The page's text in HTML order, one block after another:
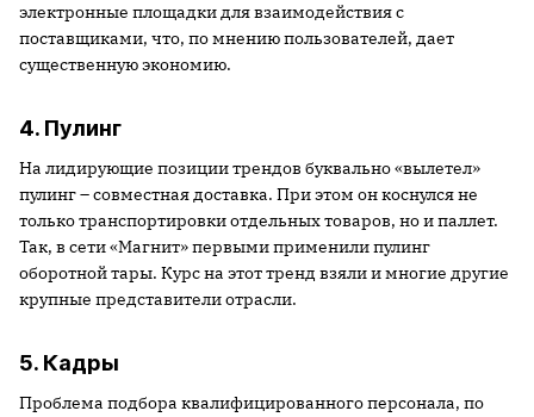
электронные площадки для взаимодействия с
поставщиками, что, по мнению пользователей, дает
существенную экономию.
4. Пулинг
На лидирующие позиции трендов буквально «вылетел»
пулинг – совместная доставка. При этом он коснулся не
только транспортировки отдельных товаров, но и паллет.
Так, в сети «Магнит» первыми применили пулинг
оборотной тары. Курс на этот тренд взяли и многие другие
крупные представители отрасли.
5. Кадры
Проблема подбора квалифицированного персонала, по